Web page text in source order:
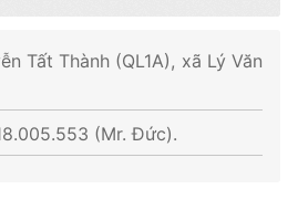
Tất Thành (QL1A), xã Lý Văn
(Mr. Đức).